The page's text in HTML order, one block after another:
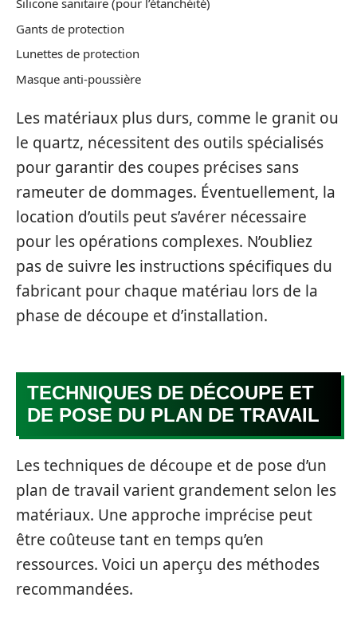
Silicone sanitaire (pour l’étanchéité)
Gants de protection
Lunettes de protection
Masque anti-poussière
Les matériaux plus durs, comme le granit ou
le quartz, nécessitent des outils spécialisés
pour garantir des coupes précises sans
rameuter de dommages. Éventuellement, la
location d’outils peut s’avérer nécessaire
pour les opérations complexes. N’oubliez
pas de suivre les instructions spécifiques du
fabricant pour chaque matériau lors de la
phase de découpe et d’installation.
TECHNIQUES DE DÉCOUPE ET
DE POSE DU PLAN DE TRAVAIL
Les techniques de découpe et de pose d’un
plan de travail varient grandement selon les
matériaux. Une approche imprécise peut
être coûteuse tant en temps qu’en
ressources. Voici un aperçu des méthodes
recommandées.